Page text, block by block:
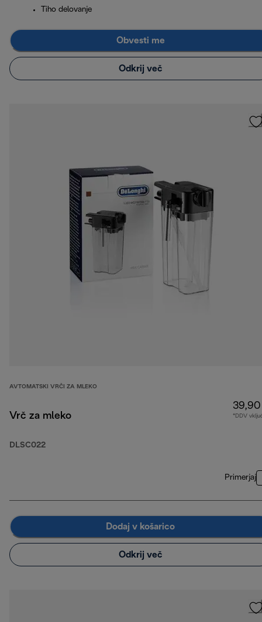
Tiho delovanje
Obvesti me
Odkrij več
AVTOMATSKI VRČI ZA MLEKO
Vrč za mleko
DLSC022
*DDV
Primerjaj
Dodaj v košarico
Odkrij več